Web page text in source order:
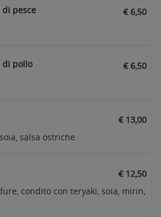
pesce
€ 6,50
di pollo
€ 6,50
€ 13,00
salsa ostriche
€ 12,50
condito con teryaki, soia, mirin,